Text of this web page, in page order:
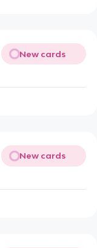
New cards
New cards